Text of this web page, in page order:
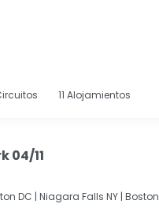
11 Alojamientos
04/11
DC | Niagara Falls NY | Boston